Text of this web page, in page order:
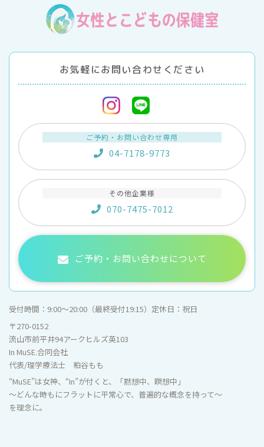
お気軽にお問い合わせください
ご予約・お問い合わせ専用
04-7178-9773
その他企業様
070-7475-7012
ご予約・お問い合わせについて
受付時間： 9:00〜20:00（最終受付19:15） 定休日： 祝日
〒270-0152
流山市前平井94アークヒルズ英103
In MuSE.合同会社
代表/理学療法士 粕谷もも
“MuSE”は女神、“In”が付くと、「黙想中、瞑想中」
～どんな時もにフラットに平常心で、普遍的な概念を持って～
を理念に。